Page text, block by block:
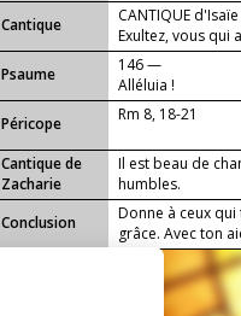
Cantique
CANTIQUE
Exultez, vous qui
joie !
Psaume
146 —
Alléluia !
Péricope
Rm 8, 18-21
Cantique de
Zacharie
Il est beau de
humbles.
Conclusion
Donne à ceux
grâce. Avec ton